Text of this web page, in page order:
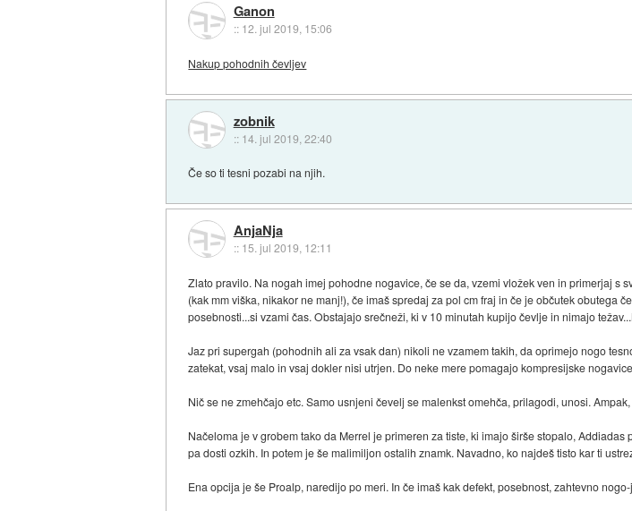
Ganon
:: 12. jul 2019, 15:06
Nakup pohodnih čevljev
zobnik
:: 14. jul 2019, 22:40
Če so ti tesni pozabi na njih.
AnjaNja
:: 15. jul 2019, 12:11
Zlato pravilo. Na nogah imej pohodne nogavice, če se da, vzemi vložek ven in primerjaj s
(kak mm viška, nikakor ne manj!), če imaš spredaj za pol cm fraj in če je občutek obutega
posebnosti...si vzami čas. Obstajajo srečneži, ki v 10 minutah kupijo čevlje in nimajo
Jaz pri supergah (pohodnih ali za vsak dan) nikoli ne vzamem takih, da oprimejo nogo
zatekat, vsaj malo in vsaj dokler nisi utrjen. Do neke mere pomagajo kompresijske
Nič se ne zmehčajo etc. Samo usnjeni čevelj se malenkst omehča, prilagodi, unosi.
Načeloma je v grobem tako da Merrel je primeren za tiste, ki imajo širše stopalo,
pa dosti ozkih. In potem je še malimiljon ostalih znamk. Navadno, ko najdeš tisto kar ti
Ena opcija je še Proalp, naredijo po meri. In če imaš kak defekt, posebnost, zahtevno